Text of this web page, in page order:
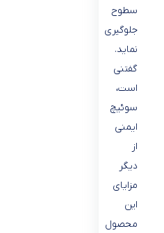
سطوح
جلوگیری
نماید.
گفتنی
است،
سوئیچ
ایمنی
از
دیگر
مزایای
این
محصول